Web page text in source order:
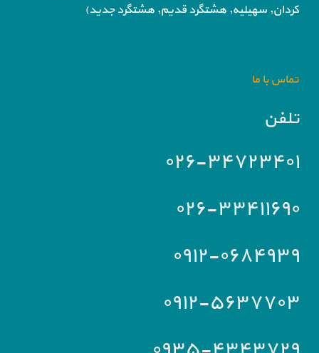
کردان, سهیلیه, هشتگرد قدیم, هشتگرد جدید)
تماس با ما
تلفن
۰۲۶-۳۴۷۲۳۴۰۱
۰۲۶-۳۳۴۱۱۶۹۰
۰۹۱۲-۰۶۸۴۹۳۹
۰۹۱۲-۵۶۳۷۷۰۳